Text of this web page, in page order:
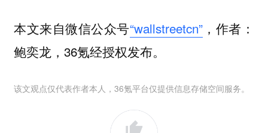
本文来自微信公众号“wallstreetcn”，作者：
鲍奕龙，36氪经授权发布。
该文观点仅代表作者本人，36氪平台仅提供信息存储空间服务。